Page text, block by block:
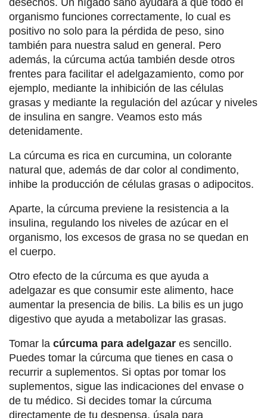
desechos. Un hígado sano ayudará a que todo el
organismo funciones correctamente, lo cual es
positivo no solo para la pérdida de peso, sino
también para nuestra salud en general. Pero
además, la cúrcuma actúa también desde otros
frentes para facilitar el adelgazamiento, como por
ejemplo, mediante la inhibición de las células
grasas y mediante la regulación del azúcar y niveles
de insulina en sangre. Veamos esto más
detenidamente.
La cúrcuma es rica en curcumina, un colorante
natural que, además de dar color al condimento,
inhibe la producción de células grasas o adipocitos.
Aparte, la cúrcuma previene la resistencia a la
insulina, regulando los niveles de azúcar en el
organismo, los excesos de grasa no se quedan en
el cuerpo.
Otro efecto de la cúrcuma es que ayuda a
adelgazar es que consumir este alimento, hace
aumentar la presencia de bilis. La bilis es un jugo
digestivo que ayuda a metabolizar las grasas.
Tomar la cúrcuma para adelgazar es sencillo.
Puedes tomar la cúrcuma que tienes en casa o
recurrir a suplementos. Si optas por tomar los
suplementos, sigue las indicaciones del envase o
de tu médico. Si decides tomar la cúrcuma
directamente de tu despensa, úsala para